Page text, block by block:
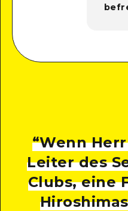
“Wenn
Leiter des
Clubs, eine